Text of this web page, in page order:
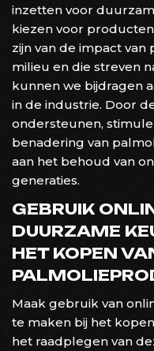
inzetten voor
kiezen voor
zijn van de impact
milieu en die streven
kunnen we bijdragen
in de industrie. Door
ondersteunen,
benadering van
aan het behoud van
generaties.
GEBRUIK
DUURZAME
HET KOPEN
Maak gebruik van
te maken bij het
het raadplegen van